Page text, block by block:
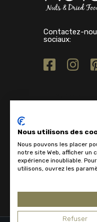
Contactez-
sociaux:
Nous utilisons des
Nous pouvons les placer
notre site Web, afficher un
expérience inoubliable.
utilisons, ouvrez les
Refuser